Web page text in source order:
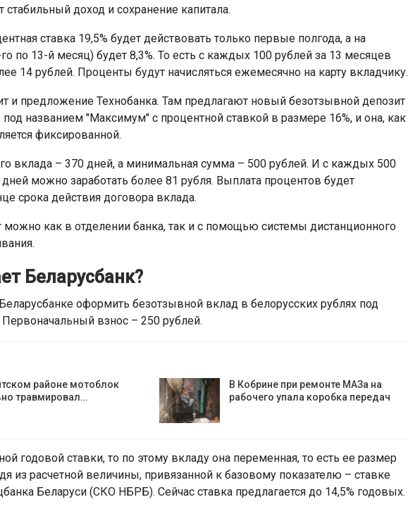
стабильный доход и сохранение капитала.
ставка 19,5% будет действовать только первые полгода, а на
по 13-й месяц) будет 8,3%. То есть с каждых 100 рублей за 13 месяцев
14 рублей. Проценты будут начисляться ежемесячно на карту вкладчику.
и предложение Технобанка. Там предлагают новый безотзывной депозит
под названием "Максимум" с процентной ставкой в размере 16%, и она, как
фиксированной.
вклада – 370 дней, а минимальная сумма – 500 рублей. И с каждых 500
можно заработать более 81 рубля. Выплата процентов будет
срока действия договора вклада.
можно как в отделении банка, так и с помощью системы дистанционного
Беларусбанк?
оформить безотзывной вклад в белорусских рублях под
взнос – 250 рублей.
районе мотоблок
травмировал…
В Кобрине при ремонте МАЗа на
рабочего упала коробка передач
годовой ставки, то по этому вкладу она переменная, то есть ее размер
из расчетной величины, привязанной к базовому показателю – ставке
Беларуси (СКО НБРБ). Сейчас ставка предлагается до 14,5% годовых.